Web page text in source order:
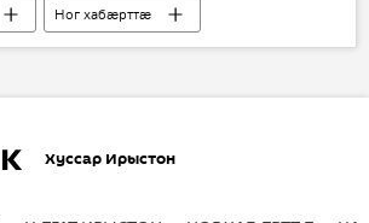
Ног хабӕрттӕ
Хуссар Ирыстон